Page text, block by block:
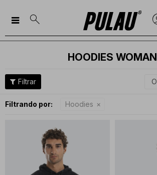

HOODIES WOMAN
Filtrando por: Hoodies